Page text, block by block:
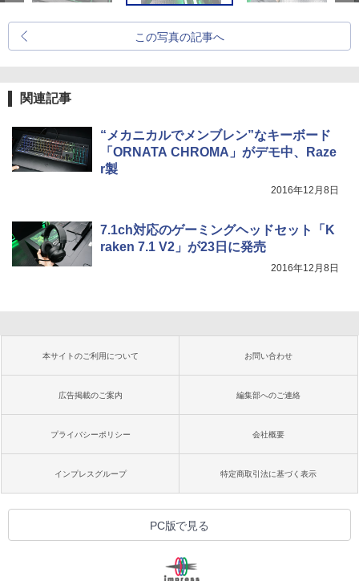
この写真の記事へ
関連記事
“メカニカルでメンブレン”なキーボード
「ORNATA CHROMA」がデモ中、Raze
r製
2016年12月8日
7.1ch対応のゲーミングヘッドセット「K
raken 7.1 V2」が23日に発売
2016年12月8日
本サイトのご利用について お問い合わせ
広告掲載のご案内 編集部へのご連絡
プライバシーポリシー 会社概要
インプレスグループ 特定商取引法に基づく表示
PC版で見る